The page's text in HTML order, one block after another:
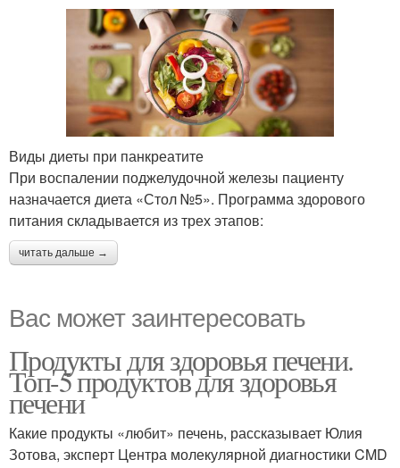
Виды диеты при панкреатите
При воспалении поджелудочной железы пациенту
назначается диета «Стол №5». Программа здорового
питания складывается из трех этапов:
читать дальше →
Вас может заинтересовать
Продукты для здоровья печени.
Топ-5 продуктов для здоровья
печени
Какие продукты «любит» печень, рассказывает Юлия
Зотова, эксперт Центра молекулярной диагностики CMD